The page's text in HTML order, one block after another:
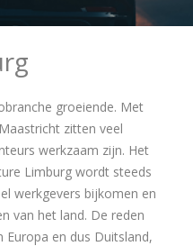
groeiende. Met
zitten veel
werkzaam zijn. Het
Limburg wordt steeds
werkgevers bijkomen en
van het land. De reden
en dus Duitsland,